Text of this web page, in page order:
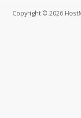
Copyright © 2026